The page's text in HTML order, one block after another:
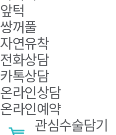
앞턱
쌍꺼풀
자연유착
전화상담
카톡상담
온라인상담
온라인예약
관심수술담기